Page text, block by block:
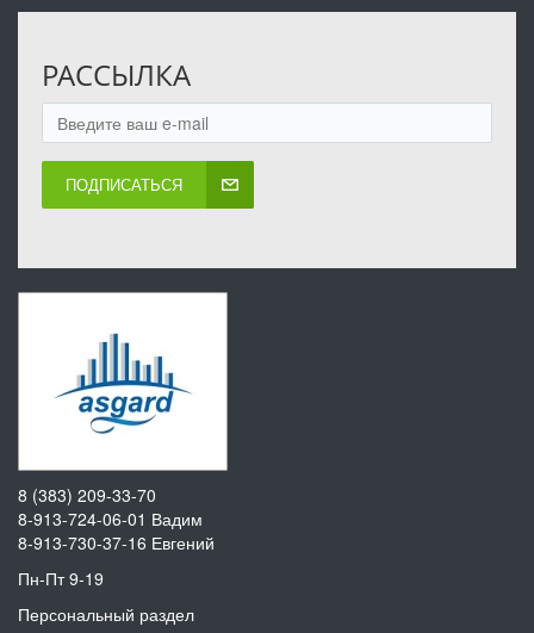
РАССЫЛКА
ПОДПИСАТЬСЯ
8 (383) 209-33-70
8-913-724-06-01 Вадим
8-913-730-37-16 Евгений
Пн-Пт 9-19
Персональный раздел